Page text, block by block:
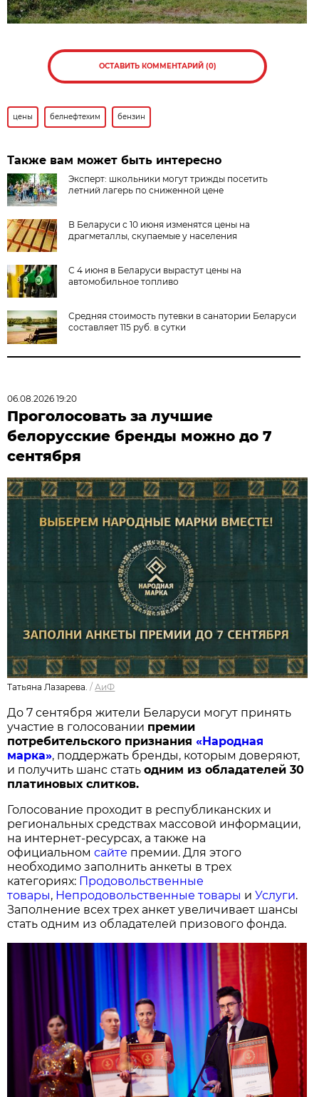
ОСТАВИТЬ КОММЕНТАРИЙ (0)
цены белнефтехим бензин
Также вам может быть интересно
Эксперт: школьники могут трижды посетить
летний лагерь по сниженной цене
В Беларуси с 10 июня изменятся цены на
драгметаллы, скупаемые у населения
С 4 июня в Беларуси вырастут цены на
автомобильное топливо
Средняя стоимость путевки в санатории Беларуси
составляет 115 руб. в сутки
06.08.2026 19:20
Проголосовать за лучшие
белорусские бренды можно до 7
сентября
Татьяна Лазарева. /АиФ
До 7 сентября жители Беларуси могут принять
участие в голосовании премии
потребительского признания«Народная
марка», поддержать бренды, которым доверяют,
и получить шанс статьодним из обладателей 30
платиновых слитков.
Голосование проходит в республиканских и
региональных средствах массовой информации,
на интернет-ресурсах, а также на
официальномсайте премии. Для этого
необходимо заполнить анкеты в трех
категориях: Продовольственные
товары, Непродовольственные товары иУслуги.
Заполнение всех трех анкет увеличивает шансы
стать одним из обладателей призового фонда.